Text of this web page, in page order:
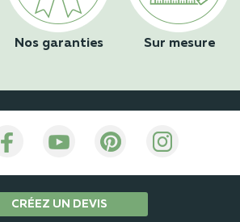
Nos garanties Sur mesure
CRÉEZ UN DEVIS